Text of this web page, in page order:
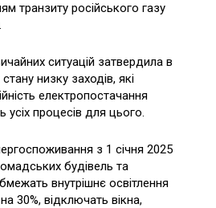
транзиту російського газу
ситуацій затвердила в
низку заходів, які
електропостачання
усіх процесів для цього.
з 1 січня 2025
будівель та
внутрішнє освітлення
30%, відключать вікна,